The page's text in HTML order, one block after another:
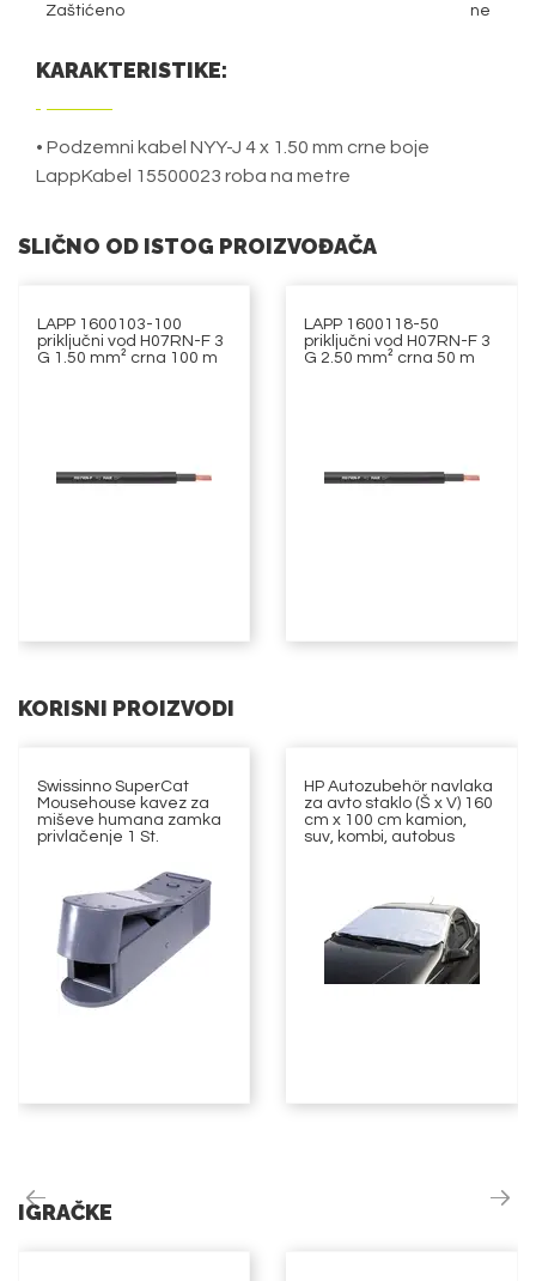
Zaštićeno ne
KARAKTERISTIKE:
• Podzemni kabel NYY-J 4 x 1.50 mm crne boje
LappKabel 15500023 roba na metre
SLIČNO OD ISTOG PROIZVOĐAČA
LAPP 1600103-100
priključni vod H07RN-F 3
G 1.50 mm² crna 100 m
LAPP 1600118-50
priključni vod H07RN-F 3
G 2.50 mm² crna 50 m
KORISNI PROIZVODI
Swissinno SuperCat
Mousehouse kavez za
miševe humana zamka
privlačenje 1 St.
HP Autozubehör navlaka
za avto staklo (Š x V) 160
cm x 100 cm kamion,
suv, kombi, autobus
IGRAČKE